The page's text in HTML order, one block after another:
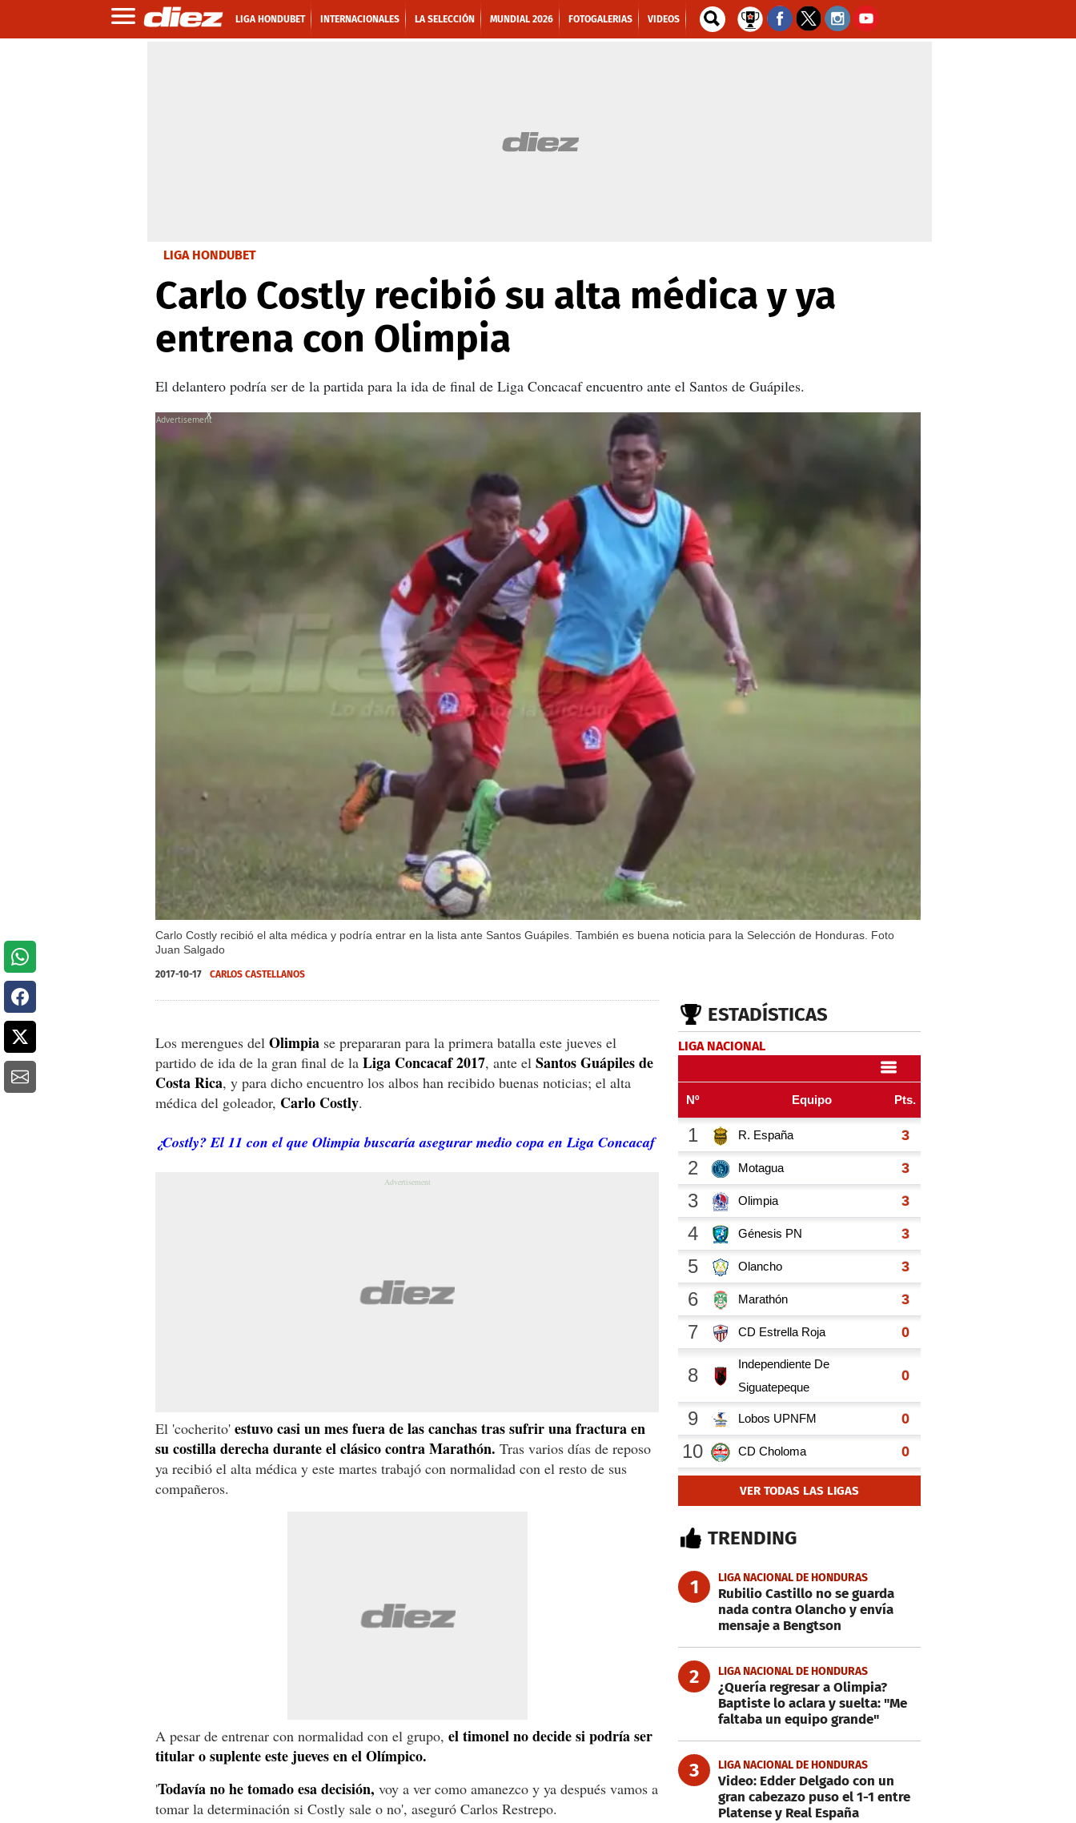
LIGA HONDUBET INTERNACIONALES LA SELECCIÓN MUNDIAL 2026 FOTOGALERIAS VIDEOS
LIGA HONDUBET
Carlo Costly recibió su alta médica y ya
entrena con Olimpia
El delantero podría ser de la partida para la ida de final de Liga Concacaf encuentro ante el Santos de Guápiles.
Carlo Costly recibió el alta médica y podría entrar en la lista ante Santos Guápiles. También es buena noticia para la Selección de Honduras. Foto
Juan Salgado
X
2017-10-17 CARLOS CASTELLANOS
Los merengues del Olimpia se prepararan para la primera batalla este jueves el
partido de ida de la gran final de la Liga Concacaf 2017, ante el Santos Guápiles de
Costa Rica, y para dicho encuentro los albos han recibido buenas noticias; el alta
médica del goleador, Carlo Costly.
¿Costly? El 11 con el que Olimpia buscaría asegurar medio copa en Liga Concacaf
El 'cocherito' estuvo casi un mes fuera de las canchas tras sufrir una fractura en
su costilla derecha durante el clásico contra Marathón. Tras varios días de reposo
ya recibió el alta médica y este martes trabajó con normalidad con el resto de sus
compañeros.
A pesar de entrenar con normalidad con el grupo, el timonel no decide si podría ser
titular o suplente este jueves en el Olímpico.
'Todavía no he tomado esa decisión, voy a ver como amanezco y ya después vamos a
tomar la determinación si Costly sale o no', aseguró Carlos Restrepo.
ESTADÍSTICAS
LIGA NACIONAL
VER TODAS LAS LIGAS
TRENDING
1 LIGA NACIONAL DE HONDURAS
Rubilio Castillo no se guarda
nada contra Olancho y envía
mensaje a Bengtson
2 LIGA NACIONAL DE HONDURAS
¿Quería regresar a Olimpia?
Baptiste lo aclara y suelta: "Me
faltaba un equipo grande"
3 LIGA NACIONAL DE HONDURAS
Video: Edder Delgado con un
gran cabezazo puso el 1-1 entre
Platense y Real España